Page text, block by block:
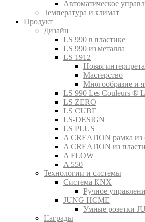
Автоматическое
Температура и климат
Продукт
Дизайн
LS 990 в пластике
LS 990 из металла
LS 1912
Новая
Мастерство
Многообразие и
LS 990 Les Couleurs ®
LS ZERO
LS CUBE
LS-DESIGN
LS PLUS
A CREATION рамка из
A CREATION из
A FLOW
A 550
Технологии и системы
Система KNX
Ручное
JUNG HOME
Умные розетки
Награды